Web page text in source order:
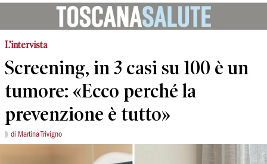
L’intervista
Screening, in 3 casi su 100 è un
tumore: «Ecco perché la
prevenzione è tutto»
di Martina Trivigno